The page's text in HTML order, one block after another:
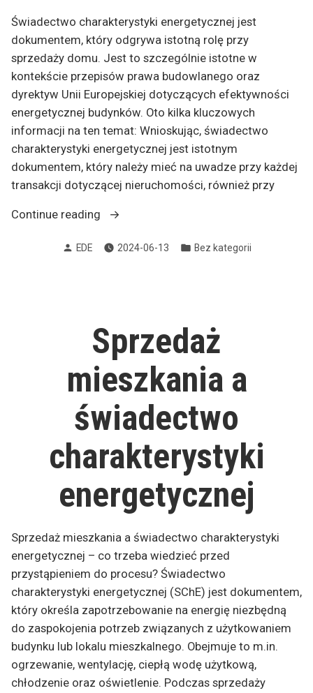
Świadectwo charakterystyki energetycznej jest
dokumentem, który odgrywa istotną rolę przy
sprzedaży domu. Jest to szczególnie istotne w
kontekście przepisów prawa budowlanego oraz
dyrektyw Unii Europejskiej dotyczących efektywności
energetycznej budynków. Oto kilka kluczowych
informacji na ten temat: Wnioskując, świadectwo
charakterystyki energetycznej jest istotnym
dokumentem, który należy mieć na uwadze przy każdej
transakcji dotyczącej nieruchomości, również przy
Continue reading
„Czy
sprzedaży
energetyczny?”
Posted
EDE 2024-06-13
Posted
Bez kategorii
Sprzedaż
mieszkania a
świadectwo
charakterystyki
energetycznej
Sprzedaż mieszkania a świadectwo charakterystyki
energetycznej – co trzeba wiedzieć przed
przystąpieniem do procesu? Świadectwo
charakterystyki energetycznej (SChE) jest dokumentem,
który określa zapotrzebowanie na energię niezbędną
do zaspokojenia potrzeb związanych z użytkowaniem
budynku lub lokalu mieszkalnego. Obejmuje to m.in.
ogrzewanie, wentylację, ciepłą wodę użytkową,
chłodzenie oraz oświetlenie. Podczas sprzedaży